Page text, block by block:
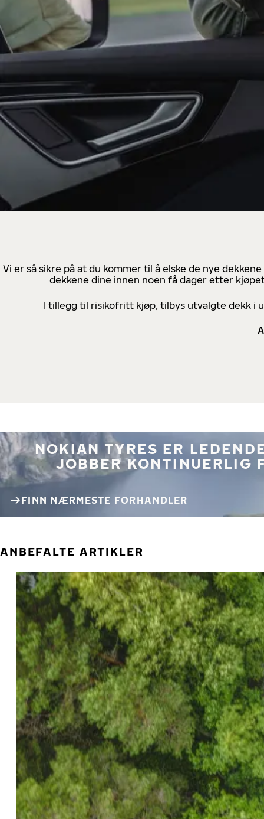
Vi er så sikre på at du kommer til å elske de nye
dekkene dine innen noen få dager etter
I tillegg til risikofritt kjøp, tilbys utvalgte dekk i
NOKIAN TYRES ER
JOBBER KONTINUERLIG
FINN NÆRMESTE FORHANDLER
ANBEFALTE ARTIKLER